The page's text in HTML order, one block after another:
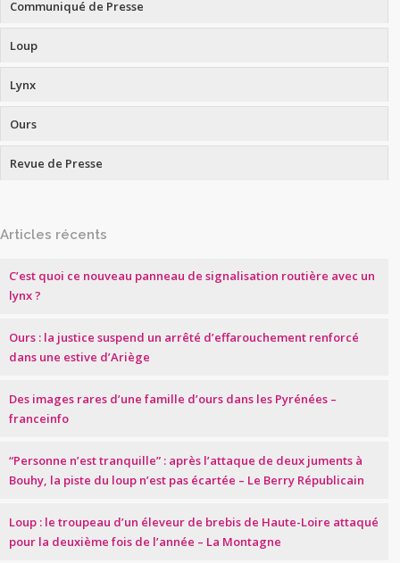
Communiqué de Presse
Loup
Lynx
Ours
Revue de Presse
Articles récents
C’est quoi ce nouveau panneau de signalisation routière avec un
lynx ?
Ours : la justice suspend un arrêté d’effarouchement renforcé
dans une estive d’Ariège
Des images rares d’une famille d’ours dans les Pyrénées –
franceinfo
“Personne n’est tranquille” : après l’attaque de deux juments à
Bouhy, la piste du loup n’est pas écartée – Le Berry Républicain
Loup : le troupeau d’un éleveur de brebis de Haute-Loire attaqué
pour la deuxième fois de l’année – La Montagne